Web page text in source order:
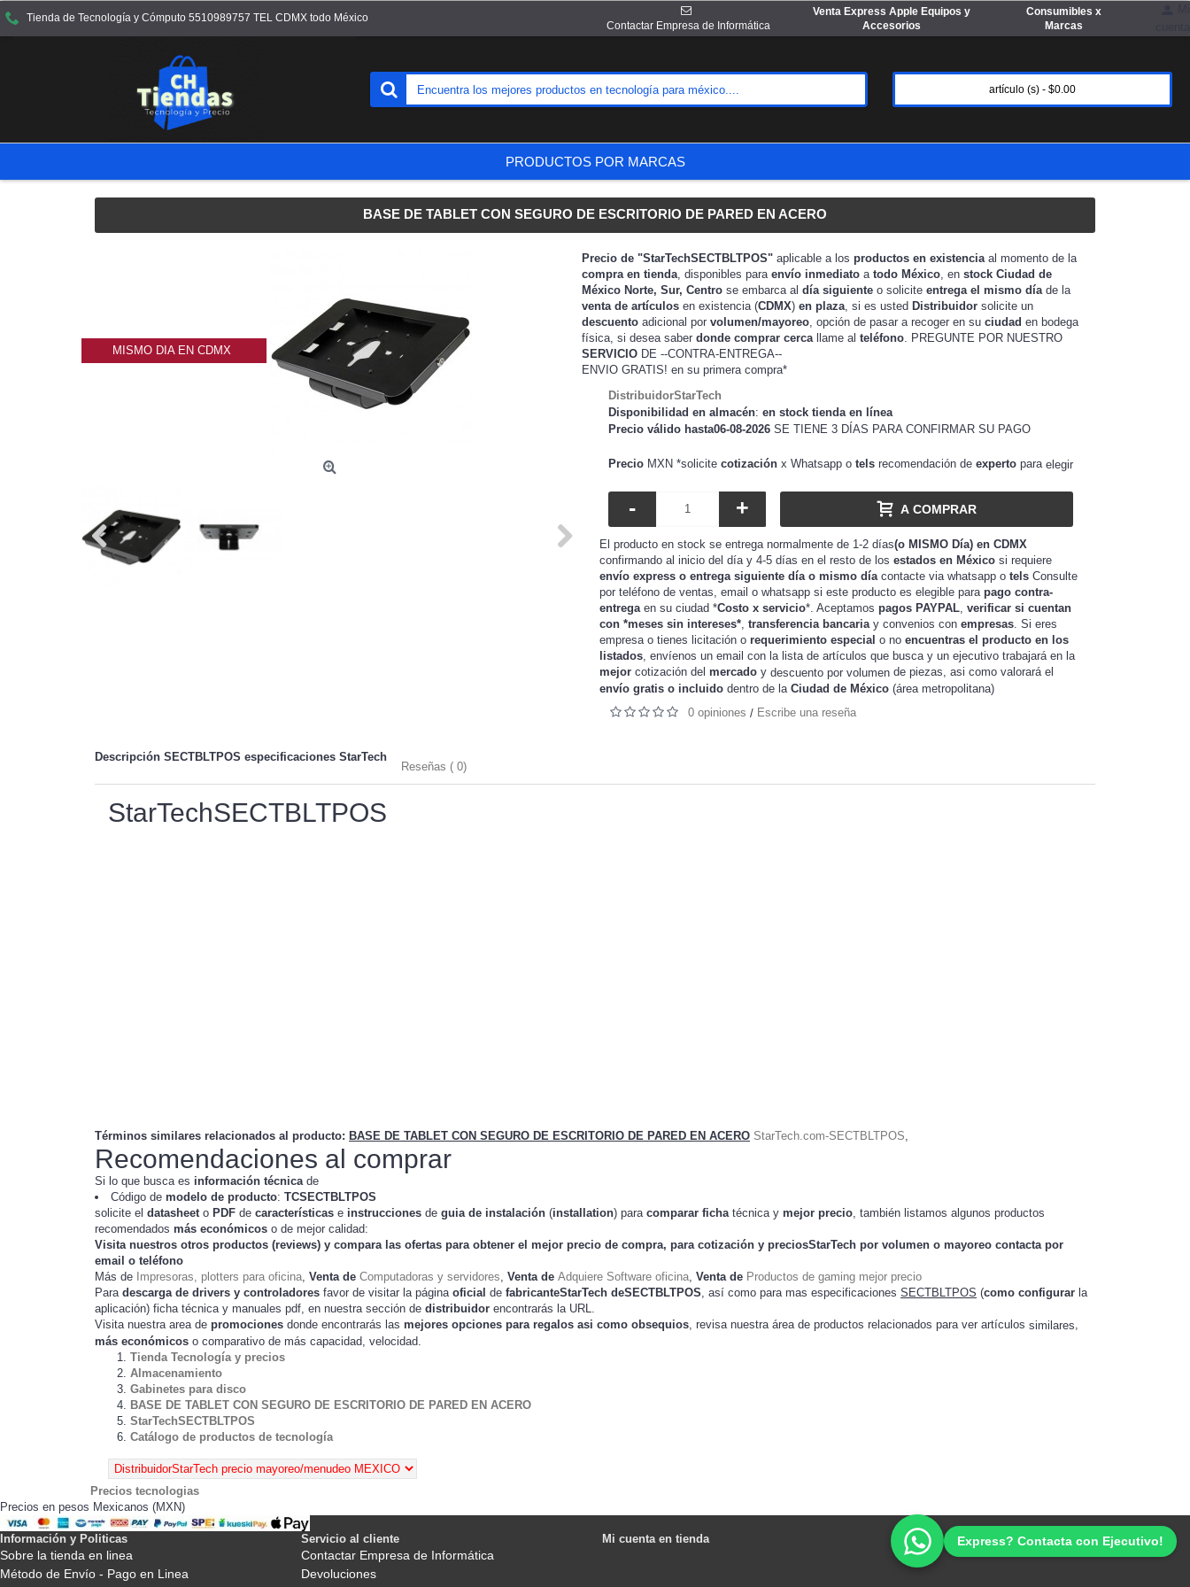
Tienda de Tecnología y Cómputo 5510989757 TEL CDMX todo México
Contactar Empresa de Informática
Venta Express Apple Equipos y
Accesorios
Consumibles x
Marcas
artículo (s) - $0.00
PRODUCTOS POR MARCAS
BASE DE TABLET CON SEGURO DE ESCRITORIO DE PARED EN ACERO
MISMO DIA EN CDMX
Precio de "StarTechSECTBLTPOS" aplicable a los productos en existenciaal momento de la
compra en tienda, disponibles para envío inmediato a todo México, en stock Ciudad de
México Norte, Sur, Centro se embarca al día siguiente o solicite entrega el mismo díade la
venta de artículos en existencia (CDMX) en plaza, si es usted Distribuidor solicite un
descuento adicional por volumen/mayoreo, opción de pasar a recoger en su ciudad en bodega
física, si desea saber donde comprar cercallame al teléfono. PREGUNTE POR NUESTRO
SERVICIO DE --CONTRA-ENTREGA--
ENVIO GRATIS! en su primera compra*
DistribuidorStarTech
Disponibilidad en almacén: en stock tienda en línea
Precio válido hasta06-08-2026 SE TIENE 3 DÍAS PARA CONFIRMAR SU PAGO
Precio MXN *solicite cotización x Whatsapp o tels recomendación de experto para elegir
- + A COMPRAR
El producto en stock se entrega normalmente de 1-2 días(o MISMO Día) en CDMX
confirmando al inicio del día y 4-5 días en el resto de los estados en México si requiere
envío express o entrega siguiente día o mismo día contacte via whatsapp o tels Consulte
por teléfono de ventas, email o whatsapp si este producto es elegible para pago contra-
entrega en su ciudad *Costo x servicio*. Aceptamos pagos PAYPAL verificar si cuentan
con *meses sin intereses* transferencia bancaria y convenios con empresas . Si eres
empresa o tienes licitación o requerimiento especial o no encuentras el producto en los
listados, envíenos un email con la lista de artículos que busca y un ejecutivo trabajará en la
mejor cotización del mercado y descuento por volumen de piezas, asi como valorará el
envío gratis o incluido dentro de la Ciudad de México (área metropolitana)
0 opiniones / Escribe una reseña
Descripción SECTBLTPOS especificaciones StarTech
Reseñas ( 0)
StarTechSECTBLTPOS
Términos similares relacionados al producto: BASE DE TABLET CON SEGURO DE ESCRITORIO DE PARED EN ACERO StarTech.com-SECTBLTPOS
Recomendaciones al comprar
Si lo que busca es información técnica de
Código de modelo de producto: TCSECTBLTPOS
solicite el datasheet o PDF de características e instrucciones de guia de instalación (installation) para comparar ficha técnica y mejor precio , también listamos algunos productos
recomendados más económicos o de mejor calidad:
Visita nuestros otros productos (reviews) y compara las ofertas para obtener el mejor precio de compra, para cotización y preciosStarTech por volumen o mayoreo contacta por
email o teléfono
Más de Impresoras, plotters para oficina Venta de Computadoras y servidores Venta de Adquiere Software oficina Venta de Productos de gaming mejor precio
Para descarga de drivers y controladores favor de visitar la página oficial de fabricanteStarTech deSECTBLTPOS , así como para mas especificaciones SECTBLTPOS (como configurar la
aplicación) ficha técnica y manuales pdf, en nuestra sección de distribuidor encontrarás la URL.
Visita nuestra area de promociones donde encontrarás las mejores opciones para regalos asi como obsequios, revisa nuestra área de productos relacionados para ver artículos similares,
más económicos o comparativo de más capacidad, velocidad.
Tienda Tecnología y precios
Almacenamiento
Gabinetes para disco
BASE DE TABLET CON SEGURO DE ESCRITORIO DE PARED EN ACERO
StarTechSECTBLTPOS
Catálogo de productos de tecnología
Precios tecnologias
Precios en pesos Mexicanos (MXN)
Información y Politicas
Sobre la tienda en linea
Método de Envío - Pago en Linea
Servicio al cliente
Contactar Empresa de Informática
Devoluciones
Mi cuenta en tienda Ofertas Promociones de Tecnología
Express? Contacta con Ejecutivo!